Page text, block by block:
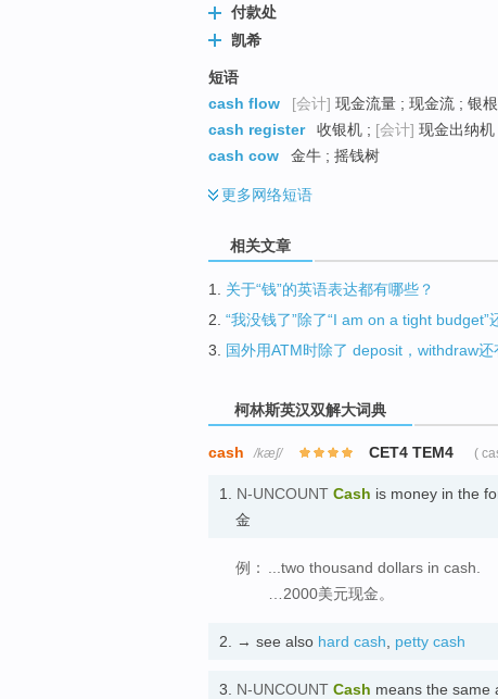
付款处
凯希
短语
cash flow
[会计] 现金流量 ; 现金流 ; 银
cash register
收银机 ; [会计] 现金出纳
cash cow
金牛 ; 摇钱树
更多网络短语
相关文章
1. 关于“钱”的英语表达都有哪些？
2. “我没钱了”除了“I am on a tight budget”
3. 国外用ATM时除了 deposit，withdraw
柯林斯英汉双解大词典
cash /kæʃ/ CET4 TEM4 (
1. N-UNCOUNT Cash is money in the
金
例：
...two thousand dollars in cash.
…2000美元现金。
2. → see also hard cash petty cash
3. N-UNCOUNT Cash means the same